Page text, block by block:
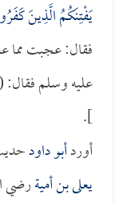
يَفْتِنَكُمُ الَّذِينَ
فقال: عجبت مما
عليه وسلم
].
أوردأبو داود
يعلى بن أميةرضي